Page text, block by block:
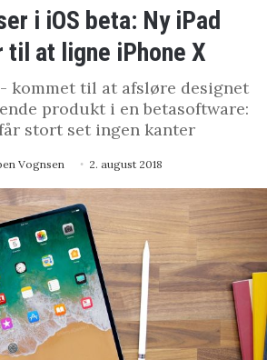
i iOS beta: Ny iPad
til at ligne iPhone X
kommet til at afsløre designet
produkt i en betasoftware:
stort set ingen kanter
Vognsen 2. august 2018